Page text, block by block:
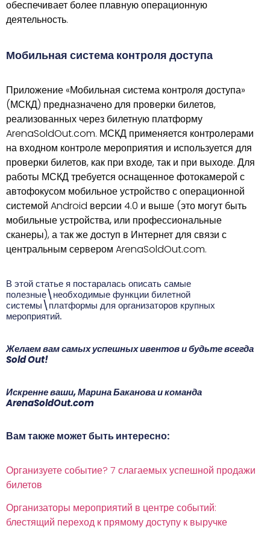
обеспечивает более плавную операционную
деятельность.
Мобильная система контроля доступа
Приложение «Мобильная система контроля доступа»
(МСКД) предназначено для проверки билетов,
реализованных через билетную платформу
ArenaSoldOut.com. МСКД применяется контролерами
на входном контроле мероприятия и используется для
проверки билетов, как при входе, так и при выходе. Для
работы МСКД требуется оснащенное фотокамерой с
автофокусом мобильное устройство с операционной
системой Android версии 4.0 и выше (это могут быть
мобильные устройства, или профессиональные
сканеры), а так же доступ в Интернет для связи с
центральным сервером ArenaSoldOut.com.
В этой статье я постаралась описать самые
полезные\необходимые функции билетной
системы\платформы для организаторов крупных
мероприятий.
Желаем вам самых успешных ивентов и будьте всегда
Sold Out!
Искренне ваши, Марина Баканова и команда
ArenaSoldOut.com
Вамтакжеможетбытьинтересно:
Организуете событие? 7 слагаемых успешной продажи
билетов
Организаторы мероприятий в центре событий:
блестящий переход к прямому доступу к выручке